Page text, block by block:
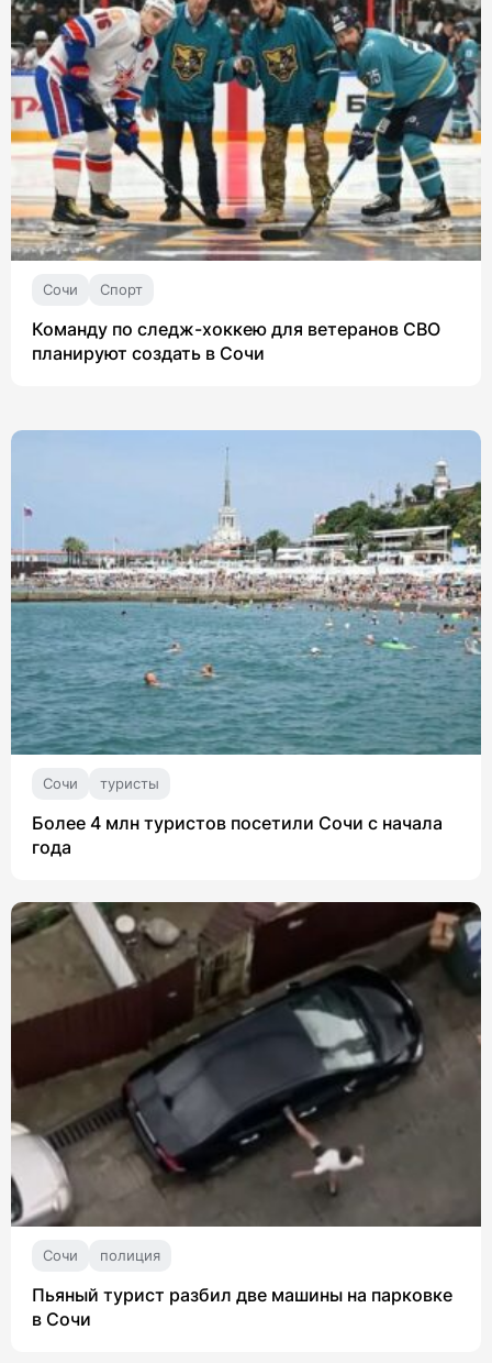
Сочи Спорт
Команду по следж-хоккею для ветеранов СВО
планируют создать в Сочи
Сочи туристы
Более 4 млн туристов посетили Сочи с начала
года
Сочи полиция
Пьяный турист разбил две машины на парковке
в Сочи